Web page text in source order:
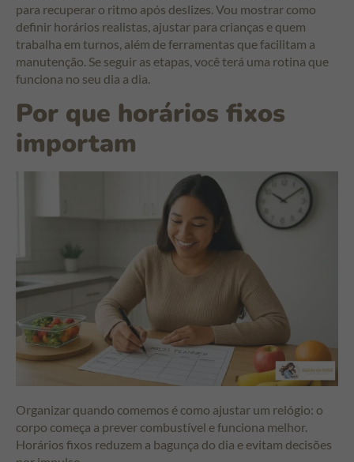
para recuperar o ritmo após deslizes. Vou mostrar como
definir horários realistas, ajustar para crianças e quem
trabalha em turnos, além de ferramentas que facilitam a
manutenção. Se seguir as etapas, você terá uma rotina que
funciona no seu dia a dia.
Por que horários fixos
importam
Organizar quando comemos é como ajustar um relógio: o
corpo começa a prever combustível e funciona melhor.
Horários fixos reduzem a bagunça do dia e evitam decisões